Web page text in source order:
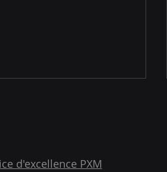
d'excellence PXM